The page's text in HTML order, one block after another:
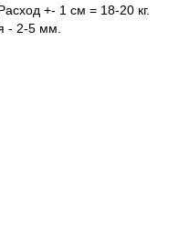
+- 1 см = 18-20 кг.
- 2-5 мм.